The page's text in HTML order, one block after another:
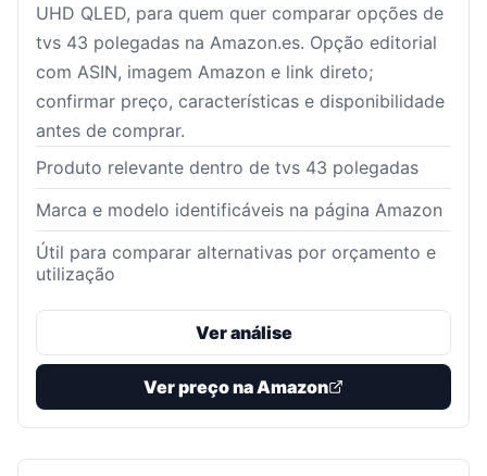
UHD QLED, para quem quer comparar opções de
tvs 43 polegadas na Amazon.es. Opção editorial
com ASIN, imagem Amazon e link direto;
confirmar preço, características e disponibilidade
antes de comprar.
Produto relevante dentro de tvs 43 polegadas
Marca e modelo identificáveis na página Amazon
Útil para comparar alternativas por orçamento e
utilização
Ver análise
Ver preço na Amazon